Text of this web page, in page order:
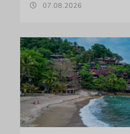
07.08.2026